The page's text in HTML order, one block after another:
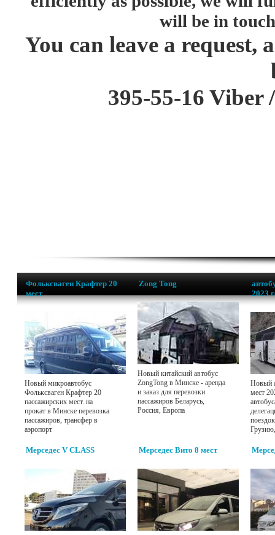
will be in
You can leave a
by phone
395-55-16 Viber
Фольксваген Крафтер 20
мест
Новый микроавтобус
Фольксваген Крафтер 20
пассажирских мест. на
прокат в Минске перевозка
пассажиров, трансфер в
аэропорт
Zong Tong
Новый китайский автобус
ZongTong в Минске - аренда
и заказ для перевозки
пассажиров Беларусь,
Россия, Европа
2023
Новый
мест
Мерседес V CLASS Мерседес Вито 8 мест